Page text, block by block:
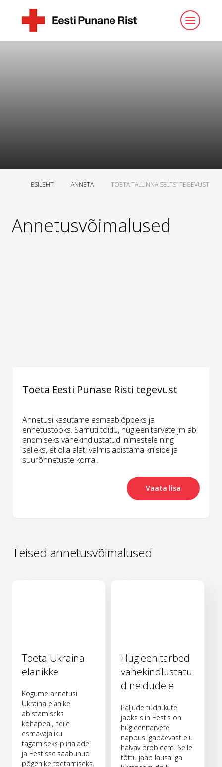
ESILEHT ANNETA TOETA TALLINNA SELTSI TEGEVUST
Annetusvõimalused
Toeta Eesti Punase Risti tegevust
Annetusi kasutame esmaabiõppeks ja
ennetustööks. Samuti toidu, hügieenitarvete jm abi
andmiseks vähekindlustatud inimestele ning
selleks, et olla alati valmis abistama kriiside ja
suurõnnetuste korral.
Vaata lisa
Teised annetusvõimalused
Toeta Ukraina
elanikke
Kogume annetusi
Ukraina elanike
abistamiseks
kohapeal, neile
esmavajaliku
tagamiseks piirialadel
ja Eestisse saabunud
põgenike toetamiseks.
Hügieenitarbed
vähekindlustatu
d neidudele
Paljude tüdrukute
jaoks siin Eestis on
hügieenitarvete
nappus igapäevast elu
halvav probleem. Selle
tõttu jääb lausa iga